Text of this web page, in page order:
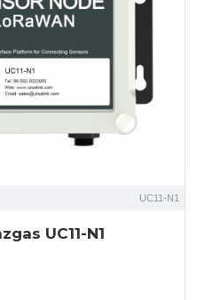
UC11-N1
UC11-N1